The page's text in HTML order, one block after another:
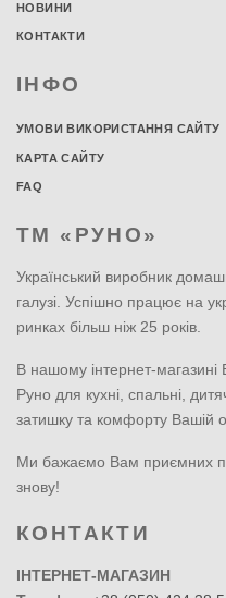
НОВИНИ
КОНТАКТИ
ІНФО
УМОВИ ВИКОРИСТАННЯ САЙТУ
КАРТА САЙТУ
FAQ
ТМ «РУНО»
Український виробник
галузі. Успішно працює на
ринках більш ніж 25 років.
В нашому інтернет-
Руно для кухні, спальні,
затишку та комфорту Вашій
Ми бажаємо Вам приємних
знову!
КОНТАКТИ
ІНТЕРНЕТ-МАГАЗИН